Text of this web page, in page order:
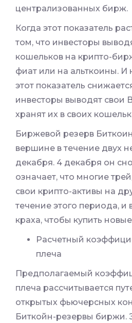
централизованных бирж.
Когда этот показатель
том, что инвесторы
кошельков на крипто-
фиат или на альткоины. И
этот показатель
инвесторы выводят свои
хранят их в своих
Биржевой резерв
вершине в течение двух
декабря. 4 декабря он
означает, что многие
свои крипто-активы на
течение этого периода, и
краха, чтобы купить
Расчетный
плеча
Предполагаемый
плеча рассчитывается
открытых фьючерсных
Биткойн-резервы биржи.